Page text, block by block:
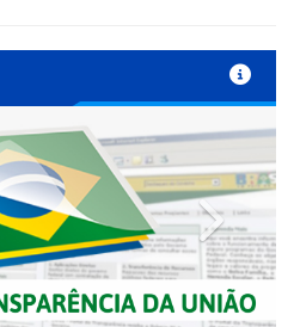
Next